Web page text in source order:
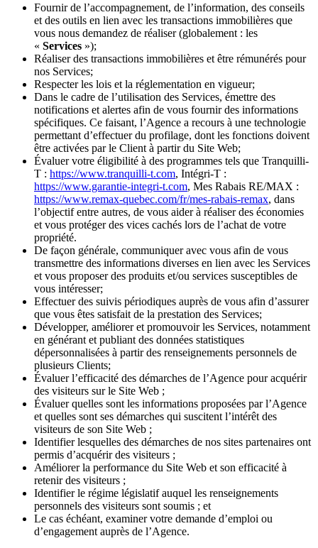
Fournir de l’accompagnement, de l’information, des conseils
et des outils en lien avec les transactions immobilières que
vous nous demandez de réaliser (globalement : les
« Services »);
Réaliser des transactions immobilières et être rémunérés pour
nos Services;
Respecter les lois et la réglementation en vigueur;
Dans le cadre de l’utilisation des Services, émettre des
notifications et alertes afin de vous fournir des informations
spécifiques. Ce faisant, l’Agence a recours à une technologie
permettant d’effectuer du profilage, dont les fonctions doivent
être activées par le Client à partir du Site Web;
Évaluer votre éligibilité à des programmes tels que Tranquilli-
T : https://www.tranquilli-t.com, Intégri-T :
https://www.garantie-integri-t.com, Mes Rabais RE/MAX :
https://www.remax-quebec.com/fr/mes-rabais-remax, dans
l’objectif entre autres, de vous aider à réaliser des économies
et vous protéger des vices cachés lors de l’achat de votre
propriété.
De façon générale, communiquer avec vous afin de vous
transmettre des informations diverses en lien avec les Services
et vous proposer des produits et/ou services susceptibles de
vous intéresser;
Effectuer des suivis périodiques auprès de vous afin d’assurer
que vous êtes satisfait de la prestation des Services;
Développer, améliorer et promouvoir les Services, notamment
en générant et publiant des données statistiques
dépersonnalisées à partir des renseignements personnels de
plusieurs Clients;
Évaluer l’efficacité des démarches de l’Agence pour acquérir
des visiteurs sur le Site Web ;
Évaluer quelles sont les informations proposées par l’Agence
et quelles sont ses démarches qui suscitent l’intérêt des
visiteurs de son Site Web ;
Identifier lesquelles des démarches de nos sites partenaires ont
permis d’acquérir des visiteurs ;
Améliorer la performance du Site Web et son efficacité à
retenir des visiteurs ;
Identifier le régime législatif auquel les renseignements
personnels des visiteurs sont soumis ; et
Le cas échéant, examiner votre demande d’emploi ou
d’engagement auprès de l’Agence.